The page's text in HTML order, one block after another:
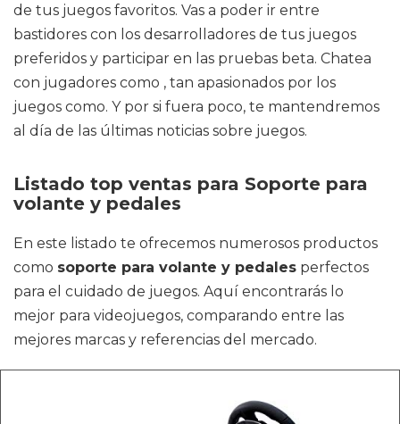
de tus juegos favoritos. Vas a poder ir entre
bastidores con los desarrolladores de tus juegos
preferidos y participar en las pruebas beta. Chatea
con jugadores como , tan apasionados por los
juegos como. Y por si fuera poco, te mantendremos
al día de las últimas noticias sobre juegos.
Listado top ventas para Soporte para
volante y pedales
En este listado te ofrecemos numerosos productos
como soporte para volante y pedales perfectos
para el cuidado de juegos. Aquí encontrarás lo
mejor para videojuegos, comparando entre las
mejores marcas y referencias del mercado.